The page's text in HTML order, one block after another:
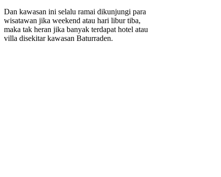
Dan kawasan ini selalu ramai dikunjungi para
wisatawan jika weekend atau hari libur tiba,
maka tak heran jika banyak terdapat hotel atau
villa disekitar kawasan Baturraden.